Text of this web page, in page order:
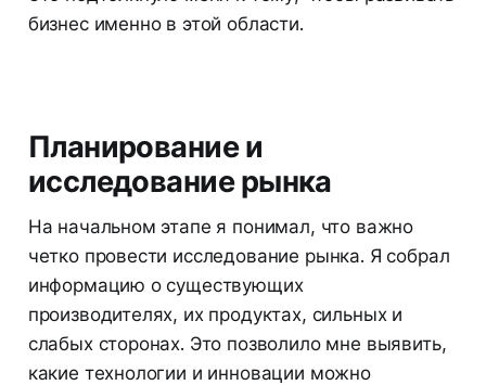
бизнес именно в этой области.
Планирование и
исследование рынка
На начальном этапе я понимал, что важно
четко провести исследование рынка. Я собрал
информацию о существующих
производителях, их продуктах, сильных и
слабых сторонах. Это позволило мне выявить,
какие технологии и инновации можно